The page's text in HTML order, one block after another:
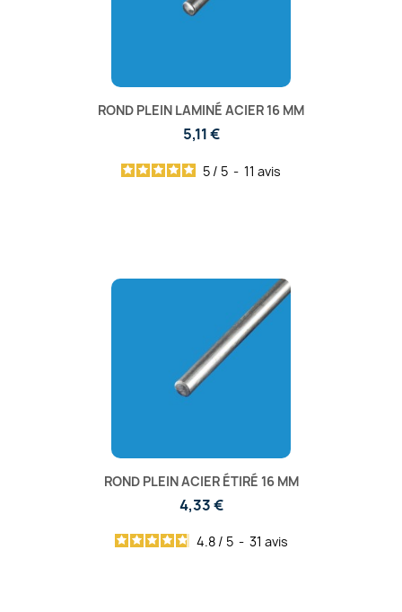
ROND PLEIN LAMINÉ ACIER 16 MM
5,11 €
5 / 5 - 11 avis
ROND PLEIN ACIER ÉTIRÉ 16 MM
4,33 €
4.8 / 5 - 31 avis